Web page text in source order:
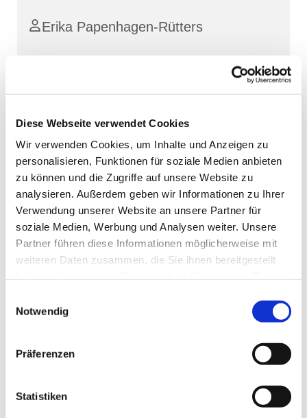
Diese Webseite verwendet Cookies
Wir verwenden Cookies, um Inhalte und Anzeigen zu
personalisieren, Funktionen für soziale Medien anbieten
zu können und die Zugriffe auf unsere Website zu
analysieren. Außerdem geben wir Informationen zu Ihrer
Verwendung unserer Website an unsere Partner für
soziale Medien, Werbung und Analysen weiter. Unsere
Partner führen diese Informationen möglicherweise mit
weiteren Daten zusammen, die Sie ihnen bereitgestellt
Notwendig
Präferenzen
Statistiken
Erika Papenhagen-Rütters